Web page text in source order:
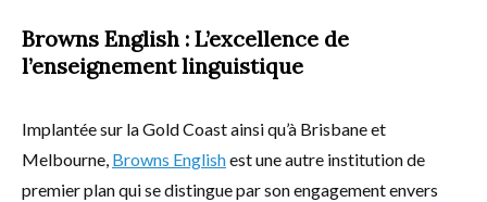
Browns English : L’excellence de
l’enseignement linguistique
Implantée sur la Gold Coast ainsi qu’à Brisbane et
Melbourne, Browns Englishest une autre institution de
premier plan qui se distingue par son engagement envers